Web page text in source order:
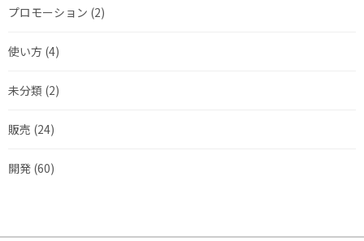
プロモーション (2)
使い方 (4)
未分類 (2)
販売 (24)
開発 (60)